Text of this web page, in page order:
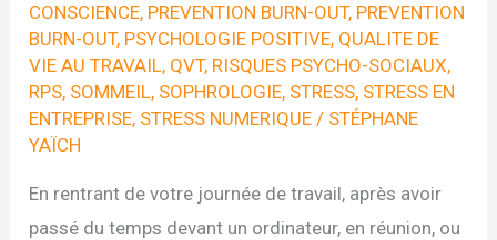
CONSCIENCE, PREVENTION BURN-OUT, PREVENTION
BURN-OUT, PSYCHOLOGIE POSITIVE, QUALITE DE
VIE AU TRAVAIL, QVT, RISQUES PSYCHO-SOCIAUX,
RPS, SOMMEIL, SOPHROLOGIE, STRESS, STRESS EN
ENTREPRISE, STRESS NUMERIQUE / STÉPHANE
YAÏCH
En rentrant de votre journée de travail, après avoir
passé du temps devant un ordinateur, en réunion, ou